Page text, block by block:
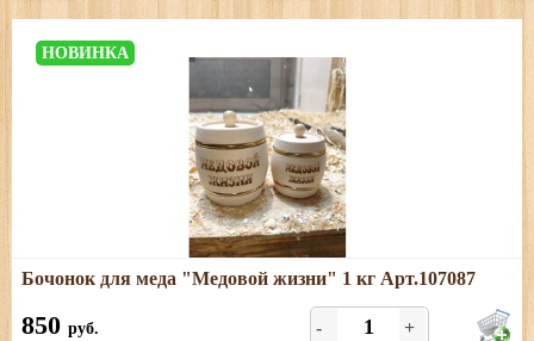
НОВИНКА
Подробнее
Отличный подарок для любителей мёда
Бочонок для меда "Медовой жизни" 1 кг Арт.107087
850 руб. - +